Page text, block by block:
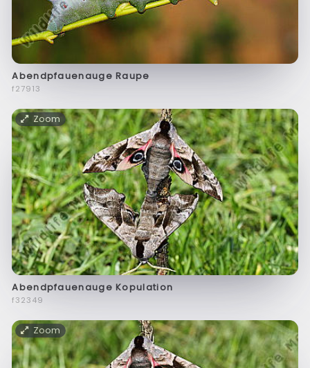
Abendpfauenauge Raupe
f27913
Zoom
Abendpfauenauge Kopulation
f32349
Zoom